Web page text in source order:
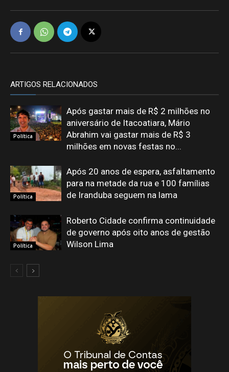
ARTIGOS RELACIONADOS
Política
Após gastar mais de R$ 2 milhões no
aniversário de Itacoatiara, Mário
Abrahim vai gastar mais de R$ 3
milhões em novas festas no...
Política
Após 20 anos de espera, asfaltamento
para na metade da rua e 100 famílias
de Iranduba seguem na lama
Política
Roberto Cidade confirma continuidade
de governo após oito anos de gestão
Wilson Lima